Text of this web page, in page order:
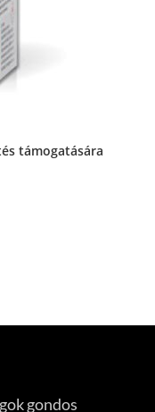
támogatására
gondos